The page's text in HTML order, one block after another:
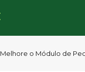
Melhore o Módulo de